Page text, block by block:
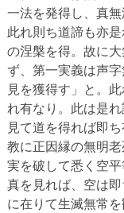
一法を発得し、真無
此れ則ち道諦も亦
の涅槃を得。故に
ず、第一実義は声
見を獲得す」と。
れ有なり。此は是
見て道を得れば即
教に正因縁の無明
実を破して悉く空
真を見れば、空は
に在りて生滅無常